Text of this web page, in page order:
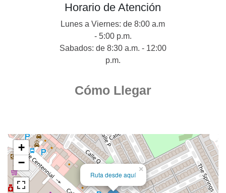
Horario de Atención
Lunes a Viernes: de 8:00 a.m
- 5:00 p.m.
Sabados: de 8:30 a.m. - 12:00
p.m.
Cómo Llegar
Ruta desde aquí
×
+
−